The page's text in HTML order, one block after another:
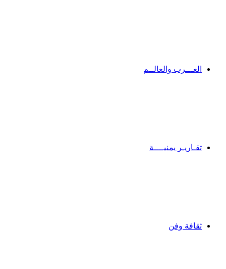
العـــرب والعالــم
تقـاريـر يمنيــــة
ثقافة وفن